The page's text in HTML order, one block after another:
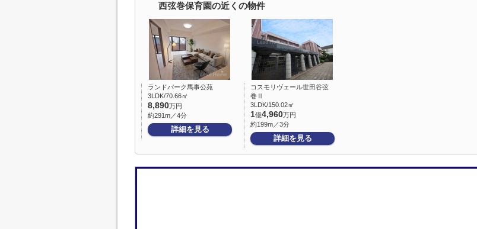
西弦巻保育園の近くの物件
ランドパーク馬事公苑
3LDK/70.66㎡
8,890万円
約291m／4分
詳細を見る
コスモリヴェール世田谷弦
巻Ⅱ
3LDK/150.02㎡
1億4,960万円
約199m／3分
詳細を見る